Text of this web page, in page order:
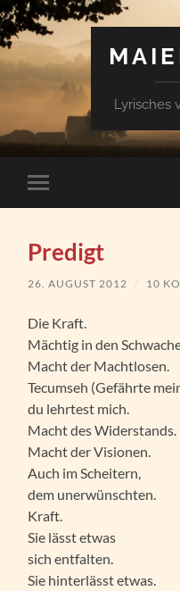
Lyrisches
Mobile-
Menü
Predigt
26. AUGUST 2012 / 10
Die Kraft.
Mächtig in den
Macht der Machtlosen.
Tecumseh (Gefährte
du lehrtest mich.
Macht des Widerstands.
Macht der Visionen.
Auch im Scheitern,
dem unerwünschten.
Kraft.
Sie lässt etwas
sich entfalten.
Sie hinterlässt etwas.